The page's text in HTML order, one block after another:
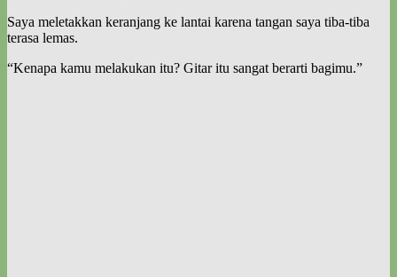
Saya meletakkan keranjang ke lantai karena tangan saya tiba-tiba
terasa lemas.
“Kenapa kamu melakukan itu? Gitar itu sangat berarti bagimu.”